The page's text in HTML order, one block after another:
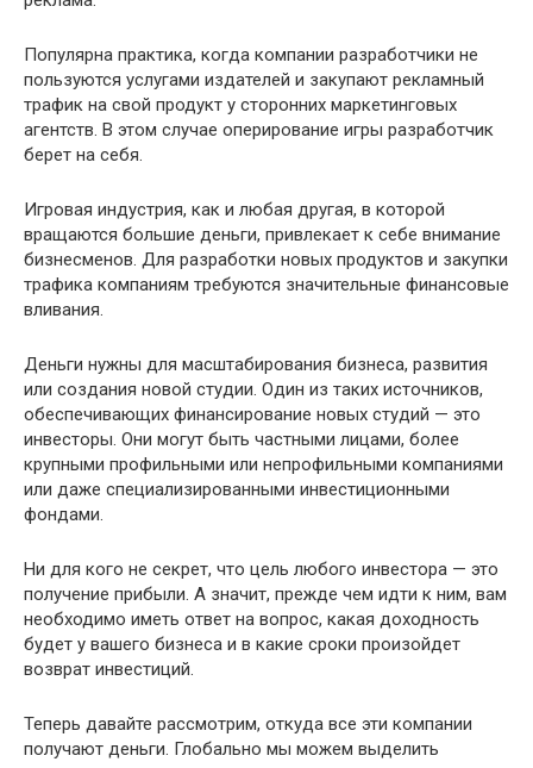
Популярна практика, когда компании разработчики не
пользуются услугами издателей и закупают рекламный
трафик на свой продукт у сторонних маркетинговых
агентств. В этом случае оперирование игры разработчик
берет на себя.
Игровая индустрия, как и любая другая, в которой
вращаются большие деньги, привлекает к себе внимание
бизнесменов. Для разработки новых продуктов и закупки
трафика компаниям требуются значительные финансовые
вливания.
Деньги нужны для масштабирования бизнеса, развития
или создания новой студии. Один из таких источников,
обеспечивающих финансирование новых студий — это
инвесторы. Они могут быть частными лицами, более
крупными профильными или непрофильными компаниями
или даже специализированными инвестиционными
фондами.
Ни для кого не секрет, что цель любого инвестора — это
получение прибыли. А значит, прежде чем идти к ним, вам
необходимо иметь ответ на вопрос, какая доходность
будет у вашего бизнеса и в какие сроки произойдет
возврат инвестиций.
Теперь давайте рассмотрим, откуда все эти компании
получают деньги. Глобально мы можем выделить